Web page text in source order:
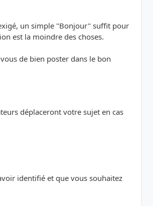
un simple "Bonjour" suffit pour
est la moindre des choses.
de bien poster dans le bon
déplaceront votre sujet en cas
identifié et que vous souhaitez